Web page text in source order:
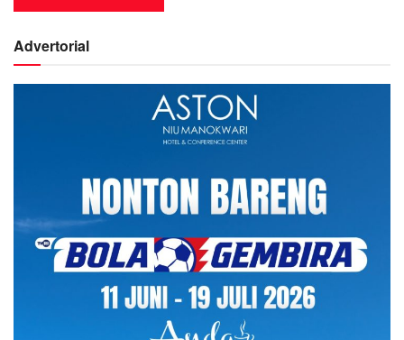
Advertorial